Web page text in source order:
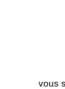
vous